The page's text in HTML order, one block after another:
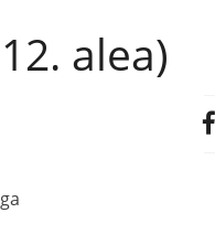
alea)